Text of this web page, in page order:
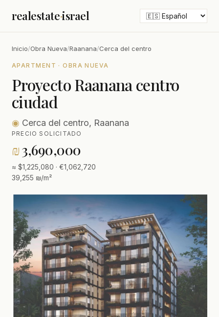
realestate·israel
Inicio/Obra Nueva/Raanana/Cerca del centro
APARTMENT · OBRA NUEVA
Proyecto Raanana centro
ciudad
◉ Cerca del centro, Raanana
PRECIO SOLICITADO
₪3,690,000
≈ $1,225,080 · €1,062,720
39,255 ₪/m²